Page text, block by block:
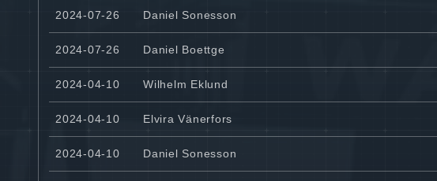
2024-07-26 Daniel Sonesson
2024-07-26 Daniel Boettge
2024-04-10 Wilhelm Eklund
2024-04-10 Elvira Vänerfors
2024-04-10 Daniel Sonesson